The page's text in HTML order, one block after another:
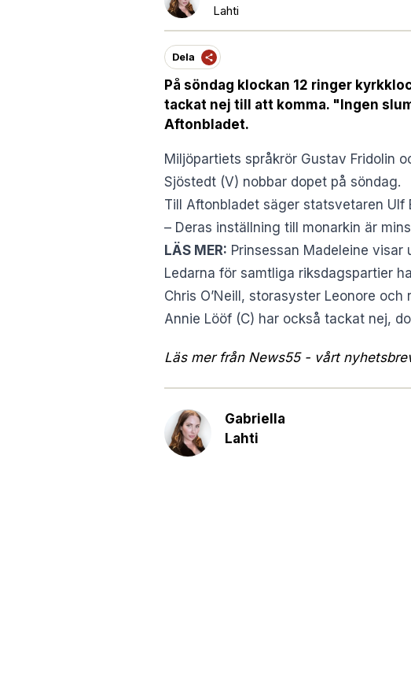
Lahti
Dela
På söndag klockan 12 ringer
tackat nej till att komma. "Ingen
Aftonbladet.
Miljöpartiets språkrör Gustav Fridolin
Sjöstedt (V) nobbar dopet på söndag.
Till Aftonbladet säger statsvetaren Ulf
– Deras inställning till monarkin är
LÄS MER: Prinsessan Madeleine visar
Ledarna för samtliga riksdagspartier
Chris O’Neill, storasyster Leonore
Annie Lööf (C) har också tackat nej,
Läs mer från News55 - vårt
Gabriella
Lahti